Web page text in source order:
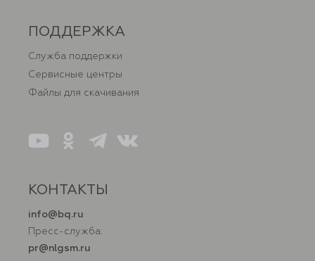
ПОДДЕРЖКА
Служба поддержки
Сервисные центры
Файлы для скачивания
КОНТАКТЫ
info@bq.ru
Пресс-служба:
pr@nlgsm.ru